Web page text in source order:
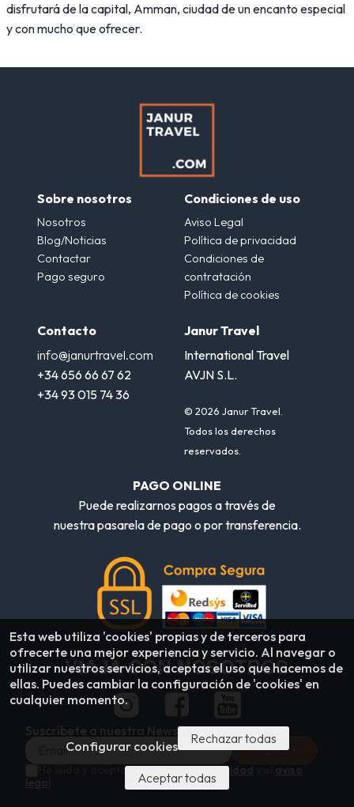
disfrutará de la capital, Amman, ciudad de un encanto especial
y con mucho que ofrecer.
Sobre nosotros
Nosotros
Blog/Noticias
Contactar
Pago seguro
Condiciones de uso
Aviso Legal
Política de privacidad
Condiciones de
contratación
Política de cookies
Contacto
info@janurtravel.com
+34 656 66 67 62
+34 93 015 74 36
Janur Travel
International Travel
AVJN S.L.
© 2026 Janur Travel.
Todos los derechos
reservados.
PAGO ONLINE
Puede realizarnos pagos a través de
nuestra pasarela de pago o por transferencia.
VIAJA CON NOSOTROS
Suscríbete a nuestra Newsletter
He leído y acepto lapolítica de privacidad
Esta web utiliza 'cookies' propias y de terceros para
ofrecerte una mejor experiencia y servicio. Al navegar o
utilizar nuestros servicios, aceptas el uso que hacemos de
ellas. Puedes cambiar la configuración de 'cookies' en
cualquier momento.
Configurar cookies Rechazar todas
Aceptar todas